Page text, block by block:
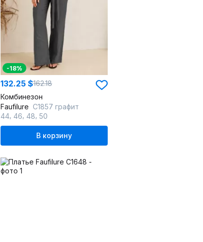
-18%
132.25 $162.18
Комбинезон
Faufilure C1857 графит
44 46 48 50
В корзину